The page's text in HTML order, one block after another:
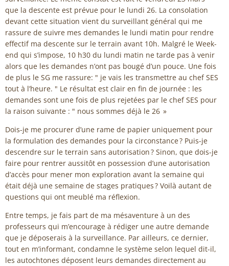
que la descente est prévue pour le lundi 26. La consolation
devant cette situation vient du surveillant général qui me
rassure de suivre mes demandes le lundi matin pour rendre
effectif ma descente sur le terrain avant 10h. Malgré le Week-
end qui s’impose, 10 h30 du lundi matin ne tarde pas à venir
alors que les demandes n’ont pas bougé d’un pouce. Une fois
de plus le SG me rassure: " je vais les transmettre au chef SES
tout à l’heure. " Le résultat est clair en fin de journée : les
demandes sont une fois de plus rejetées par le chef SES pour
la raison suivante : " nous sommes déjà le 26 »
Dois-je me procurer d’une rame de papier uniquement pour
la formulation des demandes pour la circonstance ? Puis-je
descendre sur le terrain sans autorisation ? Sinon, que dois-je
faire pour rentrer aussitôt en possession d’une autorisation
d’accès pour mener mon exploration avant la semaine qui
était déjà une semaine de stages pratiques ? Voilà autant de
questions qui ont meublé ma réflexion.
Entre temps, je fais part de ma mésaventure à un des
professeurs qui m’encourage à rédiger une autre demande
que je déposerais à la surveillance. Par ailleurs, ce dernier,
tout en m’informant, condamne le système selon lequel dit-il,
les autochtones déposent leurs demandes directement au